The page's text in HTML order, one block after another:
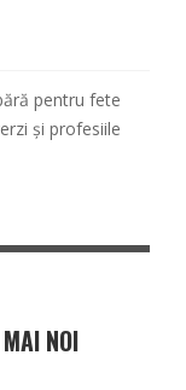
pentru fete
și profesiile
NOI